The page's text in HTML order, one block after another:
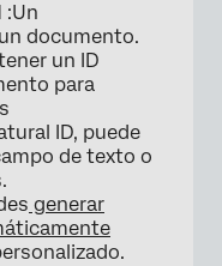
:Un
documento.
un ID
para
ID, puede
de texto o
generar